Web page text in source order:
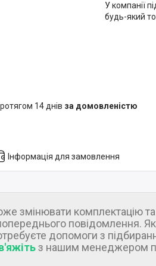
У компанії
будь-який
14 днів за домовленістю
Інформація для замовлення
змінювати комплектацію та
повідомлення.
допомоги з
з нашим менеджером